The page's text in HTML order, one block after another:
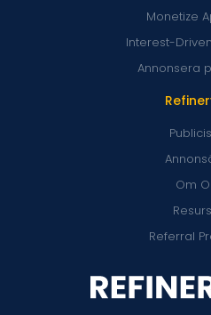
Om
Referral
Monetize
Interest-
Annonsera